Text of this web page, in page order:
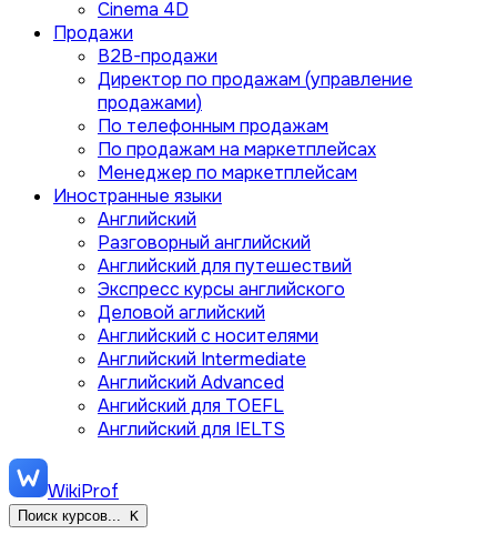
Cinema 4D
Продажи
B2B-продажи
Директор по продажам (управление
продажами)
По телефонным продажам
По продажам на маркетплейсах
Менеджер по маркетплейсам
Иностранные языки
Английский
Разговорный английский
Английский для путешествий
Экспресс курсы английского
Деловой аглийский
Английский с носителями
Английский Intermediate
Английский Advanced
Ангийский для TOEFL
Английский для IELTS
WikiProf
Поиск курсов... K